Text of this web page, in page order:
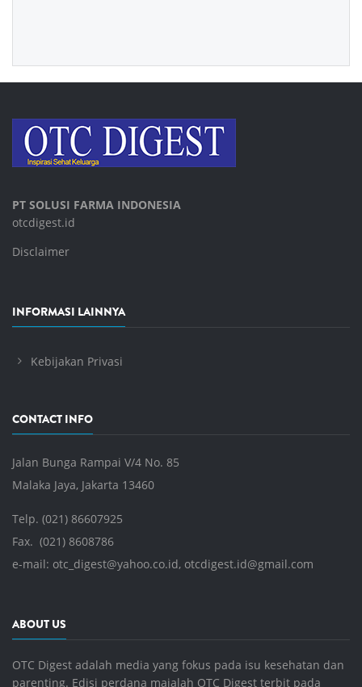
PT SOLUSI FARMA INDONESIA
otcdigest.id
Disclaimer
INFORMASI LAINNYA
Kebijakan Privasi
CONTACT INFO
Jalan Bunga Rampai V/4 No. 85
Malaka Jaya, Jakarta 13460
Telp. (021) 86607925
Fax. (021) 8608786
e-mail: otc_digest@yahoo.co.id, otcdigest.id@gmail.com
ABOUT US
OTC Digest adalah media yang fokus pada isu kesehatan dan
parenting. Edisi perdana majalah OTC Digest terbit pada